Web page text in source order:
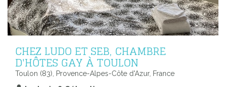
CHEZ LUDO ET SEB, CHAMBRE
D'HÔTES GAY À TOULON
Toulon (83), Provence-Alpes-Côte d'Azur, France